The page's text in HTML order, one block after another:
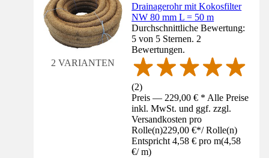
2 VARIANTEN
Drainagerohr mit Kokosfilter
NW 80 mm L = 50 m
Durchschnittliche Bewertung:
5 von 5 Sternen. 2
Bewertungen.
(2)
Preis — 229,00 € * Alle Preise
inkl. MwSt. und ggf. zzgl.
Versandkosten pro
Rolle(n)229,00 €*/ Rolle(n)
Entspricht 4,58 € pro m(4,58
€/ m)